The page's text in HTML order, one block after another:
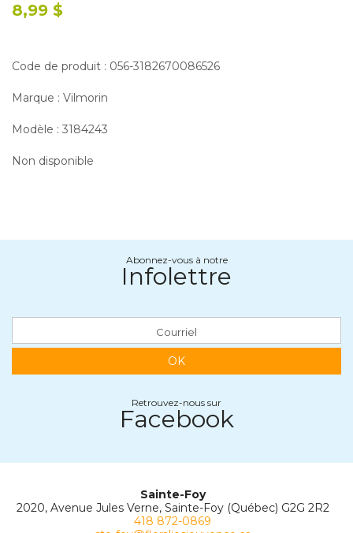
8,99 $
Code de produit : 056-3182670086526
Marque : Vilmorin
Modèle : 3184243
Non disponible
Abonnez-vous à notre
Infolettre
OK
Retrouvez-nous sur
Facebook
Sainte-Foy
2020, Avenue Jules Verne, Sainte-Foy (Québec) G2G 2R2
418 872-0869